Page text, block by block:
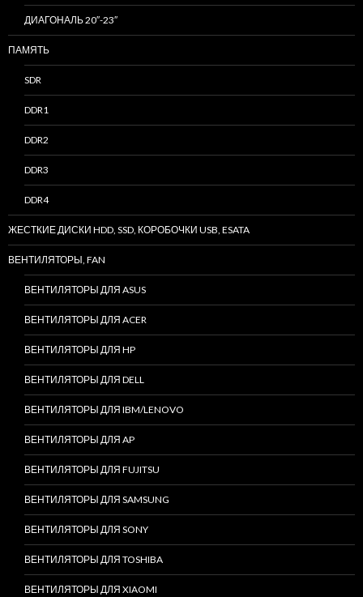
ДИАГОНАЛЬ 20″-23″
ПАМЯТЬ
SDR
DDR1
DDR2
DDR3
DDR4
ЖЕСТКИЕ ДИСКИ HDD, SSD, КОРОБОЧКИ USB, ESATA
ВЕНТИЛЯТОРЫ, FAN
ВЕНТИЛЯТОРЫ ДЛЯ ASUS
ВЕНТИЛЯТОРЫ ДЛЯ ACER
ВЕНТИЛЯТОРЫ ДЛЯ HP
ВЕНТИЛЯТОРЫ ДЛЯ DELL
ВЕНТИЛЯТОРЫ ДЛЯ IBM/LENOVO
ВЕНТИЛЯТОРЫ ДЛЯ AP
ВЕНТИЛЯТОРЫ ДЛЯ FUJITSU
ВЕНТИЛЯТОРЫ ДЛЯ SAMSUNG
ВЕНТИЛЯТОРЫ ДЛЯ SONY
ВЕНТИЛЯТОРЫ ДЛЯ TOSHIBA
ВЕНТИЛЯТОРЫ ДЛЯ XIAOMI